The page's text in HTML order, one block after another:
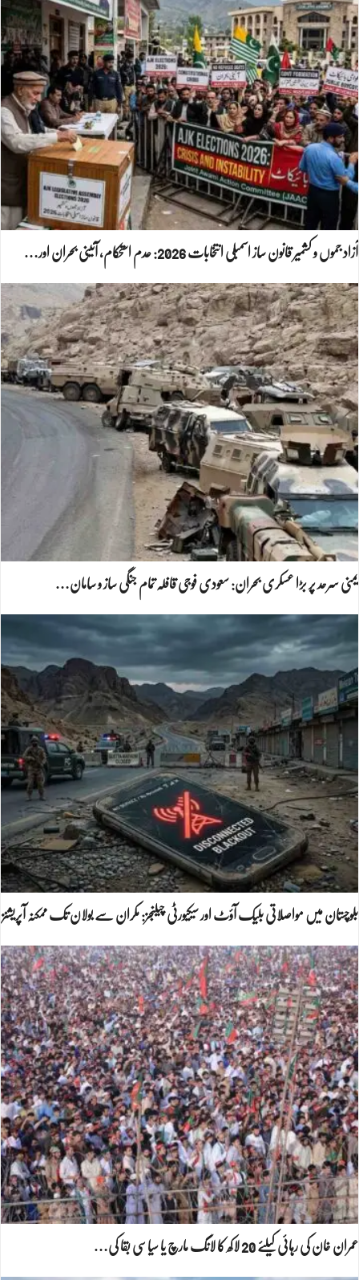
آزاد جموں و کشمیر قانون ساز اسمبلی انتخابات 2026: عدم استحکام، آئینی بحران اور…
یمنی سرحد پر بڑا عسکری بحران: سعودی فوجی قافلہ تمام جنگی ساز و سامان…
بلوچستان میں مواصلاتی بلیک آؤٹ اور سیکیورٹی چیلنجز: مکران سے بولان تک ممکنہ آپریشنز
عمران خان کی رہائی کیلئے 20 لاکھ کا لانگ مارچ یا سیاسی بقا کی…